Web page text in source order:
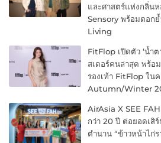
และศาสตร์แห่งกลิ่น
Sensory พร้อมตอก
Living
FitFlop เปิดตัว ‘น้ำ
สเดอร์คนล่าสุด พร้อ
รองเท้า FitFlop ใน
Autumn/Winter
AirAsia X SEE
กว่า 20 ปี ต่อยอดเสิ
ตำนาน “ข้าวหน้าไก่